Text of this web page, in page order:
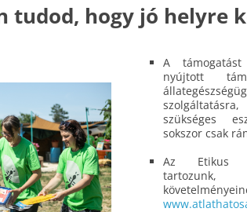
tudod, hogy jó helyre
A
nyújtott
szükséges
sokszor csak
Az Etikus
tartozunk,